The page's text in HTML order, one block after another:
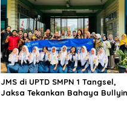
JMS di UPTD SMPN 1 Tangsel,
Jaksa Tekankan Bahaya